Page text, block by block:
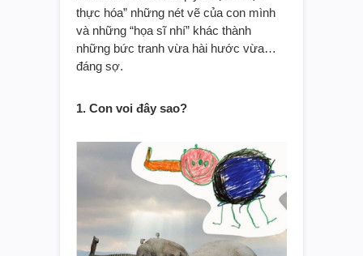
thực hóa” những nét vẽ của con mình
và những “họa sĩ nhí” khác thành
những bức tranh vừa hài hước vừa…
đáng sợ.
1. Con voi đây sao?